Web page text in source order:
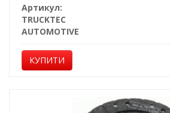
Артикул:
TRUCKTEC
AUTOMOTIVE
КУПИТИ